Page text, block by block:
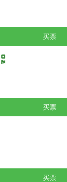
买票
买票
买票